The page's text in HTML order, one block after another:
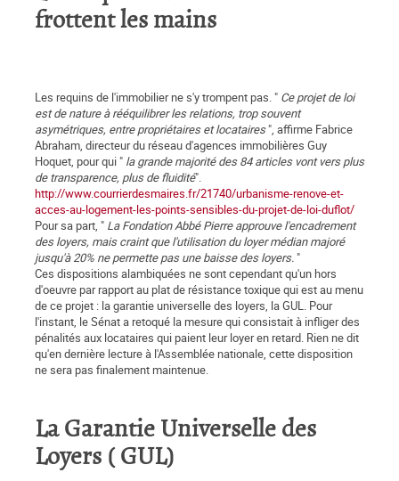
frottent les mains
Les requins de l'immobilier ne s'y trompent pas. " Ce projet de loi
est de nature à rééquilibrer les relations, trop souvent
asymétriques, entre propriétaires et locataires", affirme Fabrice
Abraham, directeur du réseau d'agences immobilières Guy
Hoquet, pour qui " la grande majorité des 84 articles vont vers plus
de transparence, plus de fluidité".
http://www.courrierdesmaires.fr/21740/urbanisme-renove-et-
acces-au-logement-les-points-sensibles-du-projet-de-loi-duflot/
Pour sa part, " La Fondation Abbé Pierre approuve l'encadrement
des loyers, mais craint que l'utilisation du loyer médian majoré
jusqu'à 20% ne permette pas une baisse des loyers."
Ces dispositions alambiquées ne sont cependant qu'un hors
d'oeuvre par rapport au plat de résistance toxique qui est au menu
de ce projet : la garantie universelle des loyers, la GUL. Pour
l'instant, le Sénat a retoqué la mesure qui consistait à infliger des
pénalités aux locataires qui paient leur loyer en retard. Rien ne dit
qu'en dernière lecture à l'Assemblée nationale, cette disposition
ne sera pas finalement maintenue.
La Garantie Universelle des
Loyers ( GUL)